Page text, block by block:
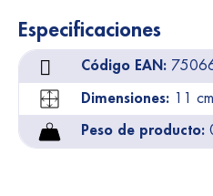
herramienta ideal para
visual y ayuda a leer la
7,5 cm: aumenta 2,5
9 cm: aumenta 2 veces y
11 cm : aumenta 2 veces
Especificaciones
Código EAN:
Dimensiones: 11 cm
Peso de producto: